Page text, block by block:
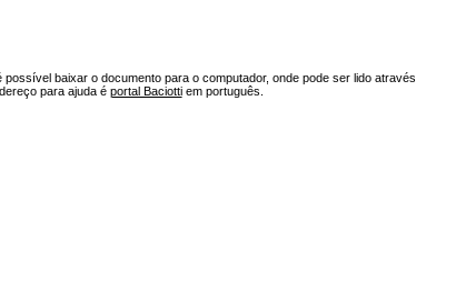
possível baixar o documento para o computador, onde pode ser lido através
para ajuda é portal Baciottiem português.